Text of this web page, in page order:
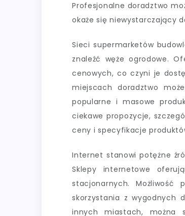
Profesjonalne doradztwo
okaże się niewystarczający
Sieci supermarketów
znaleźć węże ogrodowe.
cenowych, co czyni je
miejscach doradztwo
popularne i masowe
ciekawe propozycje,
ceny i specyfikacje
Internet stanowi potężne
Sklepy internetowe
stacjonarnych. Możliwość
skorzystania z wygodnych
innych miastach, można